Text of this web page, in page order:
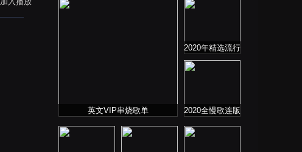
英文VIP串烧歌单
2020年精选流行
音乐连板歌曲
2020全慢歌连版